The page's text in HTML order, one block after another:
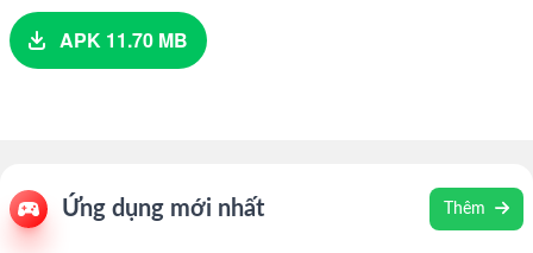
APK 11.70 MB
Ứng dụng mới nhất Thêm